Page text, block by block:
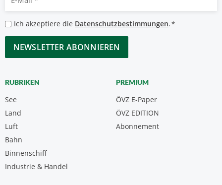
Mail
*
Datenschutzbestimmungen
*
Ich akzeptiere die Datenschutzbestimmungen.*
CAPTCHA
RUBRIKEN
See
Land
Luft
Bahn
Binnenschiff
Industrie & Handel
PREMIUM
ÖVZ E-Paper
Abonnement
ÖVZ EDITION